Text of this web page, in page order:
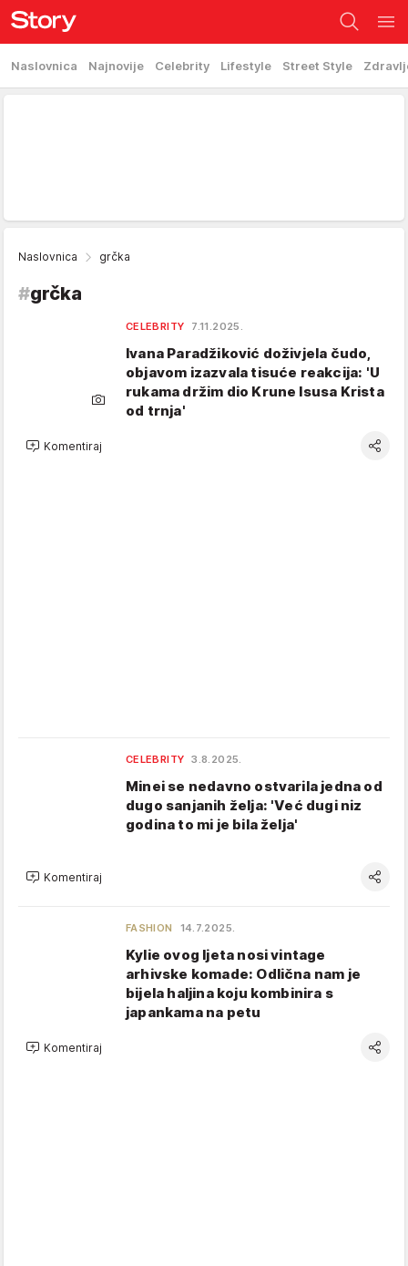
Naslovnica Najnovije Celebrity Lifestyle Street Style
Naslovnica grčka
#grčka
CELEBRITY 7.11.2025.
Ivana Paradžiković doživjela čudo,
objavom izazvala tisuće reakcija: 'U
rukama držim dio Krune Isusa Krista
od trnja'
Komentiraj
CELEBRITY 3.8.2025.
Minei se nedavno ostvarila jedna od
dugo sanjanih želja: 'Već dugi niz
godina to mi je bila želja'
Komentiraj
FASHION 14.7.2025.
Kylie ovog ljeta nosi vintage
arhivske komade: Odlična nam je
bijela haljina koju kombinira s
japankama na petu
Komentiraj